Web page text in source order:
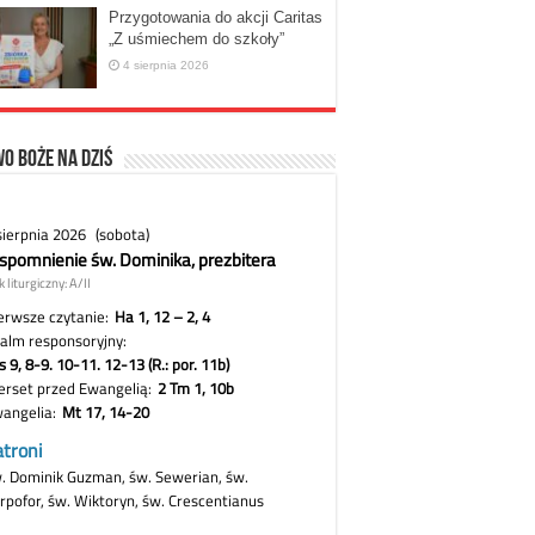
Przygotowania do akcji Caritas
„Z uśmiechem do szkoły”
4 sierpnia 2026
Boże na dziś